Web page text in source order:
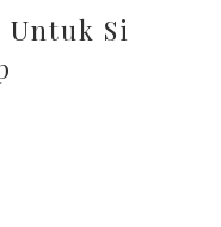
Untuk Si